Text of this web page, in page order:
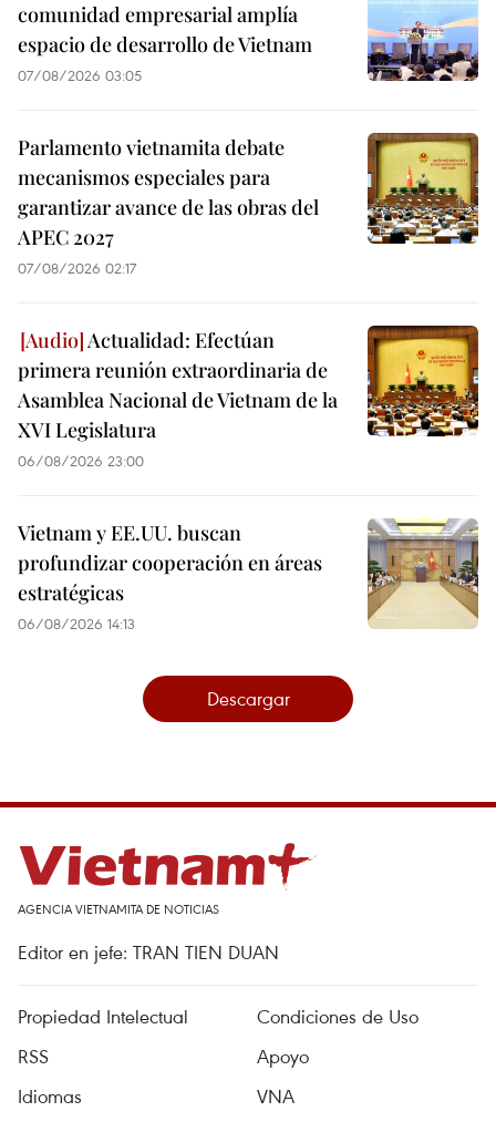
comunidad empresarial amplía
espacio de desarrollo de Vietnam
07/08/2026 03:05
Parlamento vietnamita debate
mecanismos especiales para
garantizar avance de las obras del
APEC 2027
07/08/2026 02:17
Actualidad: Efectúan
primera reunión extraordinaria de
Asamblea Nacional de Vietnam de la
XVI Legislatura
06/08/2026 23:00
Vietnam y EE.UU. buscan
profundizar cooperación en áreas
estratégicas
06/08/2026 14:13
Descargar
AGENCIA VIETNAMITA DE NOTICIAS
Editor en jefe: TRAN TIEN DUAN
Propiedad Intelectual
Condiciones de Uso
RSS
Apoyo
Idiomas
VNA